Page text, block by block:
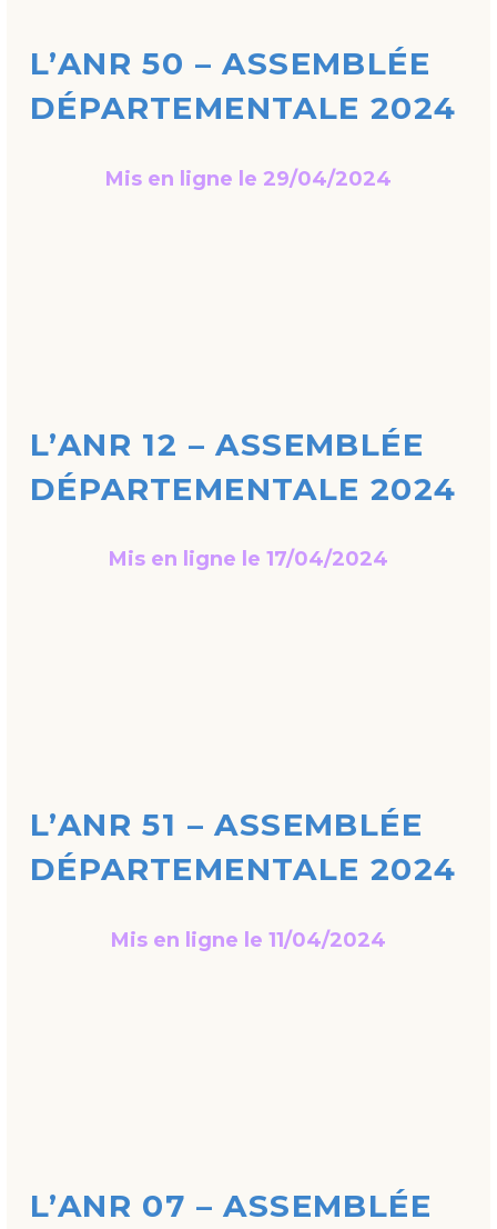
L’ANR 50 – ASSEMBLÉE
DÉPARTEMENTALE 2024
Mis en ligne le 29/04/2024
L’ANR 12 – ASSEMBLÉE
DÉPARTEMENTALE 2024
Mis en ligne le 17/04/2024
L’ANR 51 – ASSEMBLÉE
DÉPARTEMENTALE 2024
Mis en ligne le 11/04/2024
L’ANR 07 – ASSEMBLÉE